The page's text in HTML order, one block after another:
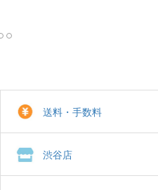
送料・手数料
渋谷店